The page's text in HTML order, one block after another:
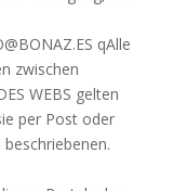
qAlle
zwischen
WEBS gelten
per Post oder